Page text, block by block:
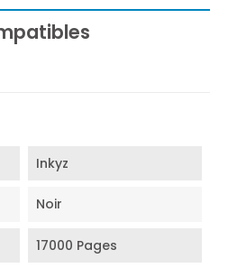
Inkyz
Noir
17000 Pages